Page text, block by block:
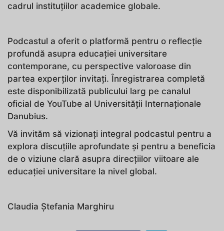
cadrul instituțiilor academice globale.
Podcastul a oferit o platformă pentru o reflecție
profundă asupra educației universitare
contemporane, cu perspective valoroase din
partea experților invitați. Înregistrarea completă
este disponibilizată publicului larg pe canalul
oficial de YouTube al Universității Internaționale
Danubius.
Vă invităm să vizionați integral podcastul pentru a
explora discuțiile aprofundate și pentru a beneficia
de o viziune clară asupra direcțiilor viitoare ale
educației universitare la nivel global.
Claudia Ștefania Marghiru